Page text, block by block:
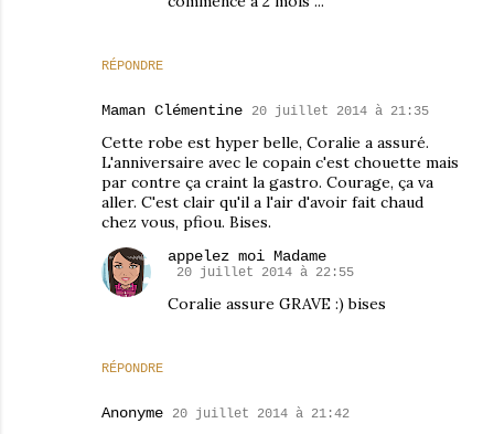
RÉPONDRE
Maman Clémentine 20 juillet 2014 à 21:35
Cette robe est hyper belle, Coralie a assuré.
L'anniversaire avec le copain c'est chouette mais
par contre ça craint la gastro. Courage, ça va
aller. C'est clair qu'il a l'air d'avoir fait chaud
chez vous, pfiou. Bises.
RÉPONDRE
appelez moi Madame
20 juillet 2014 à 22:55
Coralie assure GRAVE :) bises
Anonyme 20 juillet 2014 à 21:42